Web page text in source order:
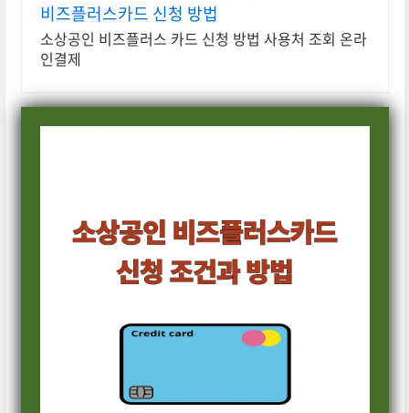
비즈플러스카드 신청 방법
소상공인 비즈플러스 카드 신청 방법 사용처 조회 온라
인결제